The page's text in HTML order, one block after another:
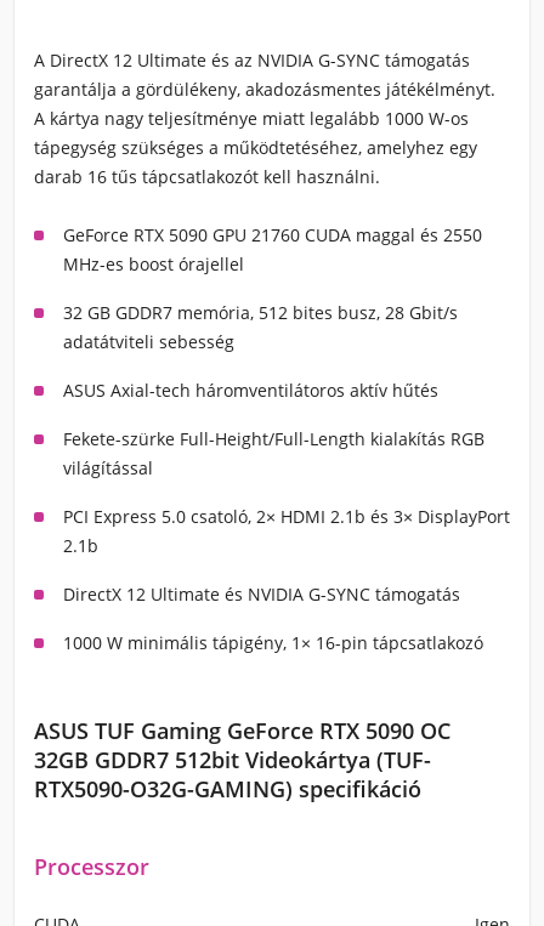
A DirectX 12 Ultimate és az NVIDIA G-SYNC támogatás
garantálja a gördülékeny, akadozásmentes játékélményt.
A kártya nagy teljesítménye miatt legalább 1000 W-os
tápegység szükséges a működtetéséhez, amelyhez egy
darab 16 tűs tápcsatlakozót kell használni.
GeForce RTX 5090 GPU 21760 CUDA maggal és 2550
MHz-es boost órajellel
32 GB GDDR7 memória, 512 bites busz, 28 Gbit/s
adatátviteli sebesség
ASUS Axial-tech háromventilátoros aktív hűtés
Fekete-szürke Full-Height/Full-Length kialakítás RGB
világítással
PCI Express 5.0 csatoló, 2× HDMI 2.1b és 3× DisplayPort
2.1b
DirectX 12 Ultimate és NVIDIA G-SYNC támogatás
1000 W minimális tápigény, 1× 16-pin tápcsatlakozó
ASUS TUF Gaming GeForce RTX 5090 OC
32GB GDDR7 512bit Videokártya (TUF-
RTX5090-O32G-GAMING) specifikáció
Processzor